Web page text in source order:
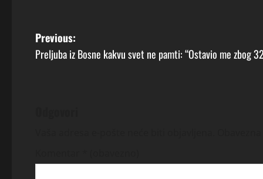
P
o
a
Previous:
Preljuba iz Bosne kakvu svet ne pamti: “Ostavio me